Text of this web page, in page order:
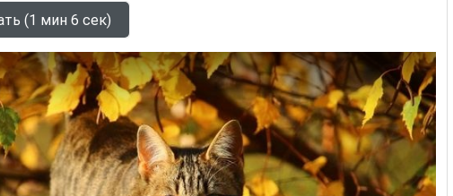
(1 мин 6 сек)